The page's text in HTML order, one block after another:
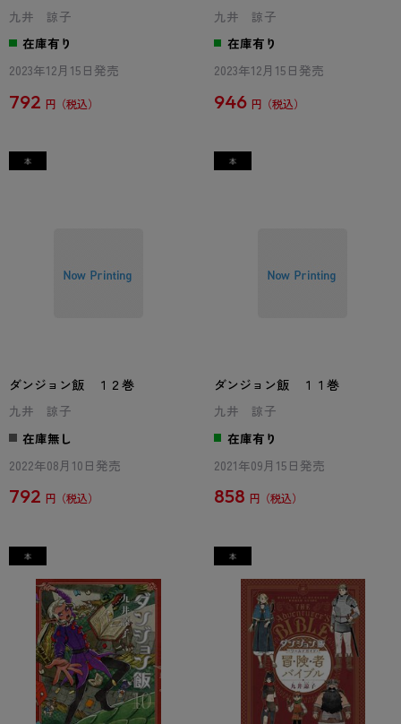
九井 諒子
在庫有り
2023年12月15日発売
792 円
九井 諒子
在庫有り
2023年12月15日発売
946 円
ダンジョン飯 １２巻
九井 諒子
在庫無し
2022年08月10日発売
792 円
ダンジョン飯 １１巻
九井 諒子
在庫有り
2021年09月15日発売
858 円